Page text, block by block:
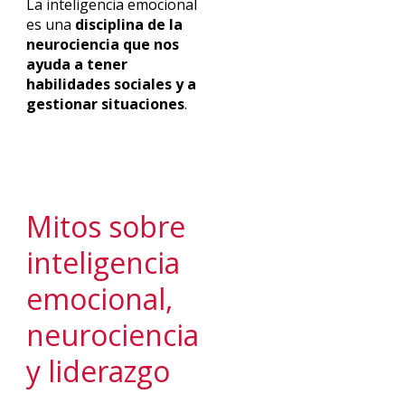
La inteligencia emocional
es una disciplina de la
neurociencia que nos
ayuda a tener
habilidades sociales y a
gestionar situaciones.
Mitos sobre
inteligencia
emocional,
neurociencia
y liderazgo